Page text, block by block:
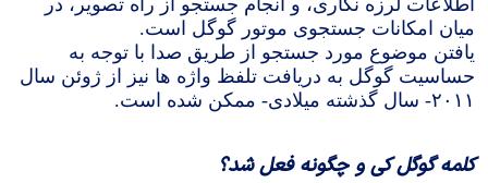
اطلاعات لرزه نگاری، و انجام جستجو از راه تصویر، در
میان امکانات جستجوی موتور گوگل است.
یافتن موضوع مورد جستجو از طریق صدا با توجه به
حساسیت گوگل به دریافت تلفظ واژه ها نیز از ژوئن سال
۲۰۱۱- سال گذشته میلادی- ممکن شده است.
کلمه گوگل کی و چگونه فعل شد؟